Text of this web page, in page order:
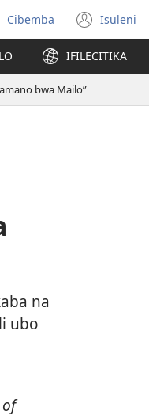
Saleni
ululimi
Cibemba Isuleni
(yalaisula
na
imbi)
IFILECITIKA
bwa Mailo”
na
ubo